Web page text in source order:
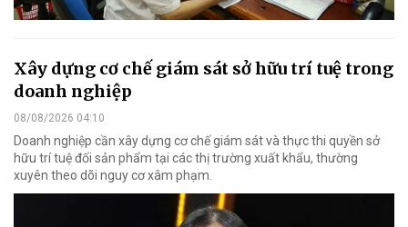
Xây dựng cơ chế giám sát sở hữu trí tuệ trong
doanh nghiệp
08/08/2026 04:10
Doanh nghiệp cần xây dựng cơ chế giám sát và thực thi quyền sở
hữu trí tuệ đối sản phẩm tại các thị trường xuất khẩu, thường
xuyên theo dõi nguy cơ xâm phạm.